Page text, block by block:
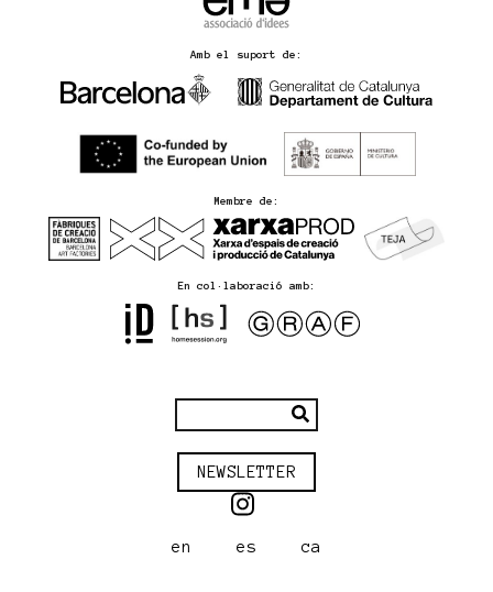
Amb el suport de:
Membre de:
En col·laboració amb:
NEWSLETTER
en es ca